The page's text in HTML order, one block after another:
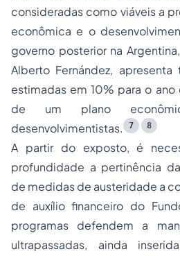
consideradas como viáveis a
econômica e o
governo posterior na
Alberto Fernández,
estimadas em 10% para o
de um plano
desenvolvimentistas.
7 8
A partir do exposto, é
profundidade a pertinência
de medidas de austeridade a
de auxílio financeiro do
programas defendem a
ultrapassadas, ainda